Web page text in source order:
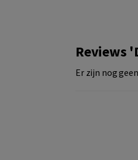
Reviews
Er zijn nog